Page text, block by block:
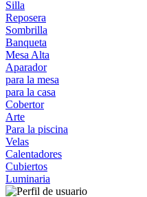
Silla
Reposera
Sombrilla
Banqueta
Mesa Alta
Aparador
para la mesa
para la casa
Cobertor
Arte
Para la piscina
Velas
Calentadores
Cubiertos
Luminaria